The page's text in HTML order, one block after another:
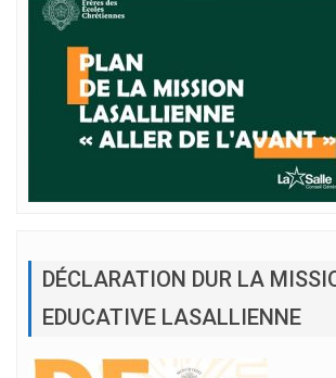
DÉCLARATION DUR LA
EDUCATIVE LASALLIENNE